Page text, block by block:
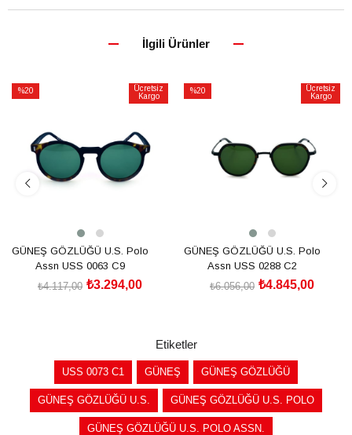
İlgili Ürünler
%20
Ücretsiz
Kargo
GÜNEŞ GÖZLÜĞÜ U.S. Polo
Assn USS 0063 C9
₺3.294,00
₺4.117,00
%20
Ücretsiz
Kargo
GÜNEŞ GÖZLÜĞÜ U.S. Polo
Assn USS 0288 C2
₺4.845,00
₺6.056,00
Etiketler
USS 0073 C1 GÜNEŞ GÜNEŞ GÖZLÜĞÜ
GÜNEŞ GÖZLÜĞÜ U.S. GÜNEŞ GÖZLÜĞÜ U.S. POLO
GÜNEŞ GÖZLÜĞÜ U.S. POLO ASSN.